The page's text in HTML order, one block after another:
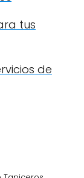
tus
de